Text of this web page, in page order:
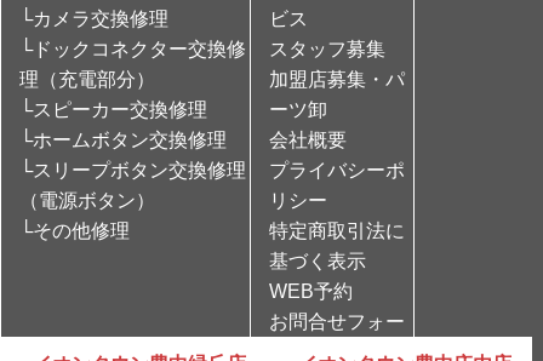
└カメラ交換修理
└ドックコネクター交換修
理（充電部分）
└スピーカー交換修理
└ホームボタン交換修理
└スリープボタン交換修理
（電源ボタン）
└その他修理
ビス
スタッフ募集
加盟店募集・パ
ーツ卸
会社概要
プライバシーポ
リシー
特定商取引法に
基づく表示
WEB予約
お問合せフォー